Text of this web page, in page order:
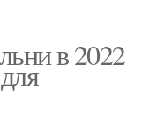
в 2022